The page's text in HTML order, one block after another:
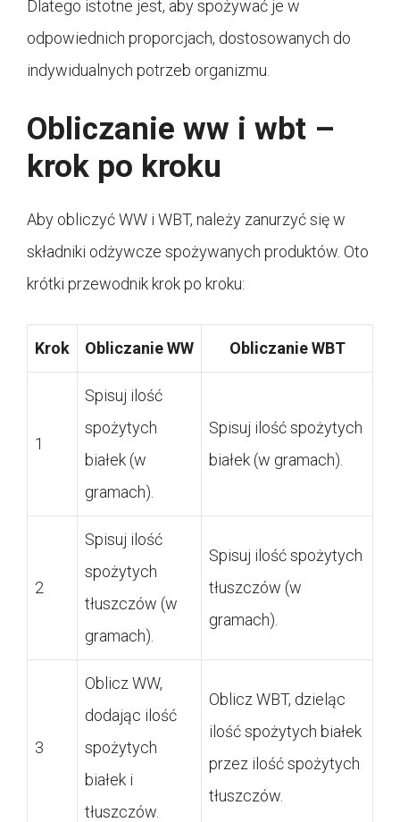
Dlatego istotne jest, aby spożywać je w
odpowiednich proporcjach, dostosowanych do
indywidualnych potrzeb organizmu.
Obliczanie ww i wbt –
krok po kroku
Aby obliczyć WW i WBT, należy zanurzyć się w
składniki odżywcze spożywanych produktów. Oto
krótki przewodnik krok po kroku:
Krok Obliczanie WW Obliczanie WBT
1
Spisuj ilość
spożytych
białek (w
gramach).
Spisuj ilość spożytych
białek (w gramach).
2
Spisuj ilość
spożytych
tłuszczów (w
gramach).
Spisuj ilość spożytych
tłuszczów (w
gramach).
3
Oblicz WW,
dodając ilość
spożytych
białek i
tłuszczów.
Oblicz WBT, dzieląc
ilość spożytych białek
przez ilość spożytych
tłuszczów.